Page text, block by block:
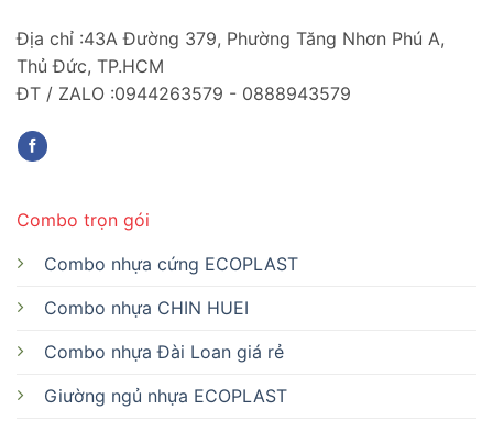
Địa chỉ :43A Đường 379, Phường Tăng Nhơn Phú A,
Thủ Đức, TP.HCM
ĐT / ZALO :0944263579 - 0888943579
Combo trọn gói
Combo nhựa cứng ECOPLAST
Combo nhựa CHIN HUEI
Combo nhựa Đài Loan giá rẻ
Giường ngủ nhựa ECOPLAST